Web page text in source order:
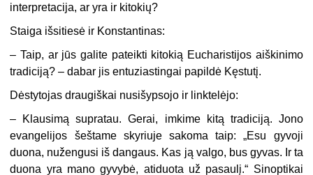
interpretacija, ar yra ir kitokių?
Staiga išsitiesė ir Konstantinas:
– Taip, ar jūs galite pateikti kitokią Eucharistijos aiškinimo
tradiciją? – dabar jis entuziastingai papildė Kęstutį.
Dėstytojas draugiškai nusišypsojo ir linktelėjo:
– Klausimą supratau. Gerai, imkime kitą tradiciją. Jono
evangelijos šeštame skyriuje sakoma taip: „Esu gyvoji
duona, nužengusi iš dangaus. Kas ją valgo, bus gyvas. Ir ta
duona yra mano gyvybė, atiduota už pasaulį.“ Sinoptikai